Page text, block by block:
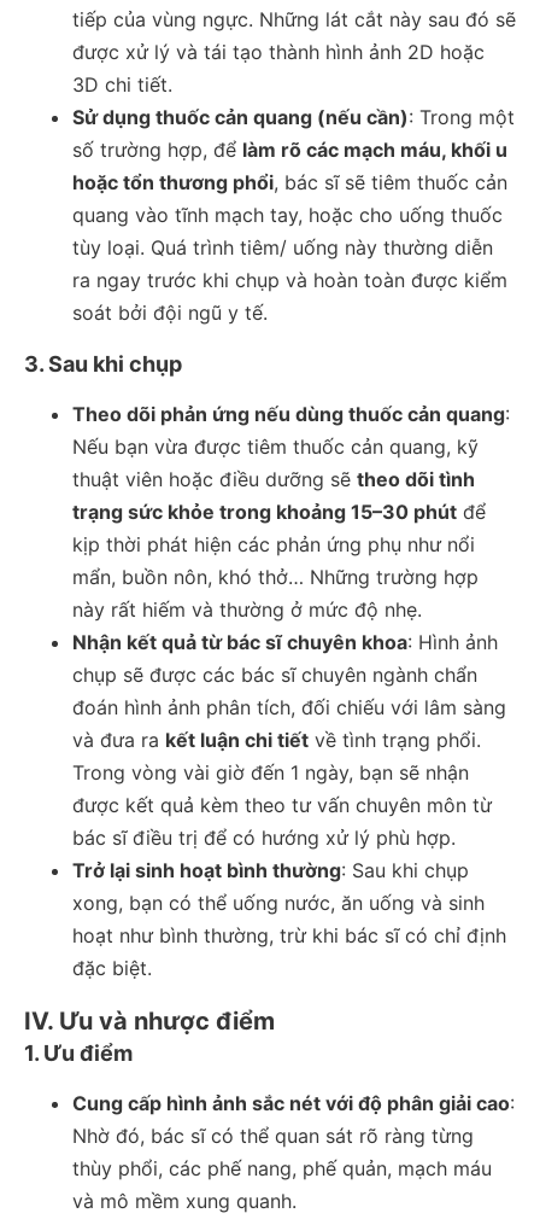
tiếp của vùng ngực. Những lát cắt này sau đó sẽ
được xử lý và tái tạo thành hình ảnh 2D hoặc
3D chi tiết.
Sử dụng thuốc cản quang (nếu cần): Trong một
số trường hợp, để làm rõ các mạch máu, khối u
hoặc tổn thương phổi, bác sĩ sẽ tiêm thuốc cản
quang vào tĩnh mạch tay, hoặc cho uống thuốc
tùy loại. Quá trình tiêm/ uống này thường diễn
ra ngay trước khi chụp và hoàn toàn được kiểm
soát bởi đội ngũ y tế.
3. Sau khi chụp
Theo dõi phản ứng nếu dùng thuốc cản quang:
Nếu bạn vừa được tiêm thuốc cản quang, kỹ
thuật viên hoặc điều dưỡng sẽ theo dõi tình
trạng sức khỏe trong khoảng 15–30 phút để
kịp thời phát hiện các phản ứng phụ như nổi
mẩn, buồn nôn, khó thở… Những trường hợp
này rất hiếm và thường ở mức độ nhẹ.
Nhận kết quả từ bác sĩ chuyên khoa: Hình ảnh
chụp sẽ được các bác sĩ chuyên ngành chẩn
đoán hình ảnh phân tích, đối chiếu với lâm sàng
và đưa ra kết luận chi tiết về tình trạng phổi.
Trong vòng vài giờ đến 1 ngày, bạn sẽ nhận
được kết quả kèm theo tư vấn chuyên môn từ
bác sĩ điều trị để có hướng xử lý phù hợp.
Trở lại sinh hoạt bình thường: Sau khi chụp
xong, bạn có thể uống nước, ăn uống và sinh
hoạt như bình thường, trừ khi bác sĩ có chỉ định
đặc biệt.
IV. Ưu và nhược điểm
1. Ưu điểm
Cung cấp hình ảnh sắc nét với độ phân giải cao:
Nhờ đó, bác sĩ có thể quan sát rõ ràng từng
thùy phổi, các phế nang, phế quản, mạch máu
và mô mềm xung quanh.